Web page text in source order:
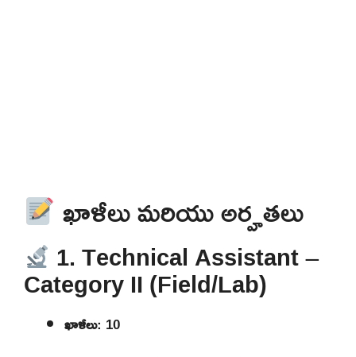
ఖాళీలు మరియు అర్హతలు
1. Technical Assistant –
Category II (Field/Lab)
ఖాళీలు: 10